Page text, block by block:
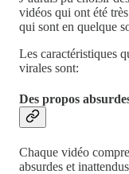
vidéos qui ont été
qui sont en quelque
Les caractéristiques
virales sont:
Des propos
Chaque vidéo
absurdes et